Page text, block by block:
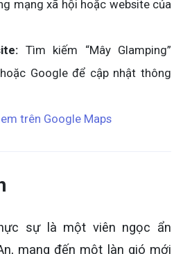
mạng xã hội hoặc website của
Tìm kiếm “Mây Glamping”
Google để cập nhật thông
trên Google Maps
sự là một viên ngọc ẩn
mang đến một làn gió mới